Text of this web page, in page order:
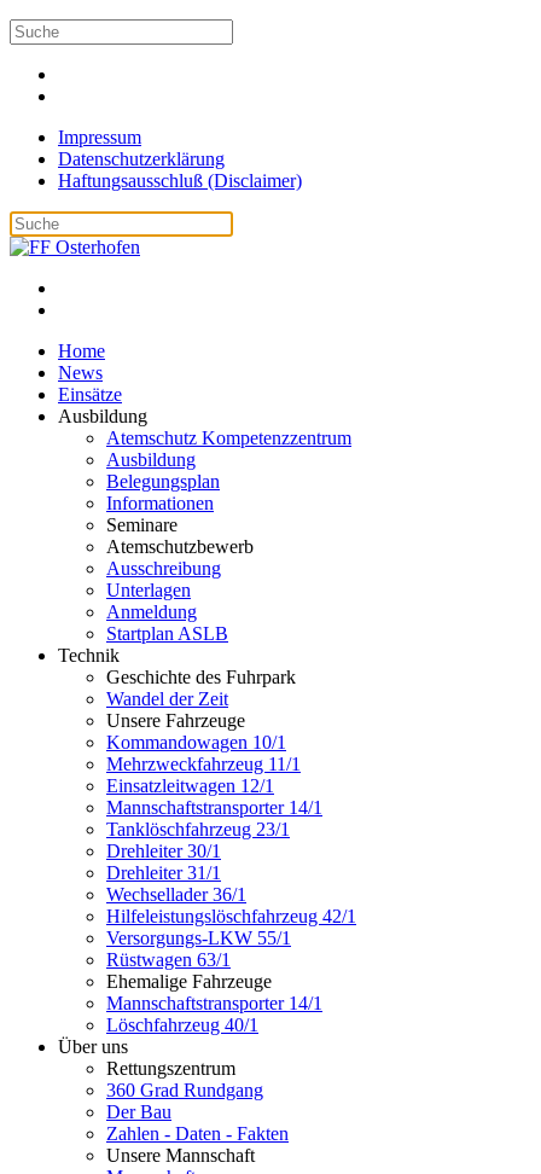
Impressum
Datenschutzerklärung
Haftungsausschluß (Disclaimer)
Home
News
Einsätze
Ausbildung
Atemschutz Kompetenzzentrum
Ausbildung
Belegungsplan
Informationen
Seminare
Atemschutzbewerb
Ausschreibung
Unterlagen
Anmeldung
Startplan ASLB
Technik
Geschichte des Fuhrpark
Wandel der Zeit
Unsere Fahrzeuge
Kommandowagen 10/1
Mehrzweckfahrzeug 11/1
Einsatzleitwagen 12/1
Mannschaftstransporter 14/1
Tanklöschfahrzeug 23/1
Drehleiter 30/1
Drehleiter 31/1
Wechsellader 36/1
Hilfeleistungslöschfahrzeug 42/1
Versorgungs-LKW 55/1
Rüstwagen 63/1
Ehemalige Fahrzeuge
Mannschaftstransporter 14/1
Löschfahrzeug 40/1
Über uns
Rettungszentrum
360 Grad Rundgang
Der Bau
Zahlen - Daten - Fakten
Unsere Mannschaft